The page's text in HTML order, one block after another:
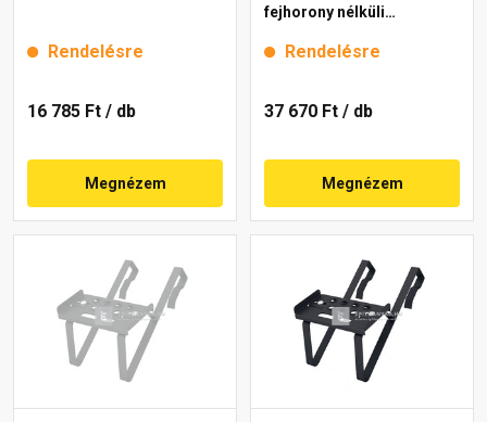
Rendelésre
16 785 Ft / db
Megnézem
fejhorony nélküli
Rendelésre
37 670 Ft / db
Megnézem